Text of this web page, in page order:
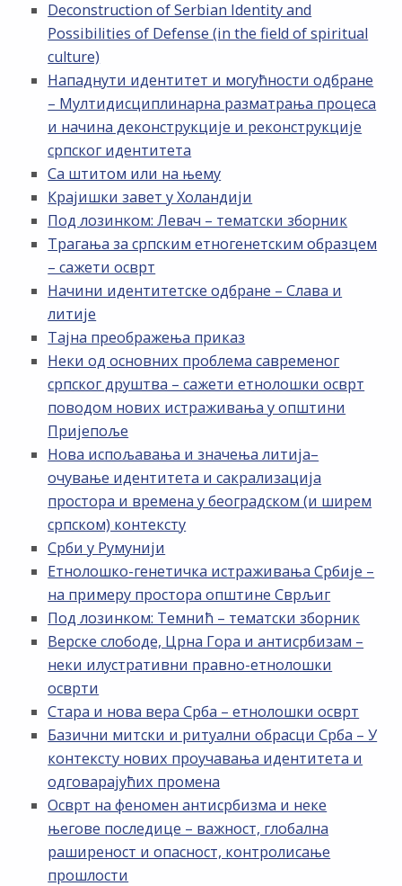
Deconstruction of Serbian Identity and
Possibilities of Defense (in the field of spiritual
culture)
Нападнути идентитет и могућности одбране
– Мултидисциплинарна разматрања процеса
и начина деконструкције и реконструкције
српског идентитета
Са штитом или на њему
Крајишки завет у Холандији
Под лозинком: Левач – тематски зборник
Трагања за српским етногенетским образцем
– сажети осврт
Начини идентитетске одбране – Слава и
литије
Тајна преображења приказ
Неки од основних проблема савременог
српског друштва – сажети етнолошки осврт
поводом нових истраживања у општини
Пријепоље
Нова испољавања и значења литија–
очување идентитета и сакрализација
простора и времена у београдском (и ширем
српском) контексту
Срби у Румунији
Етнолошко-генетичка истраживања Србије –
на примеру простора општине Сврљиг
Под лозинком: Темнић – тематски зборник
Верске слободе, Црна Гора и антисрбизам –
неки илустративни правно-етнолошки
осврти
Стара и нова вера Срба – етнолошки осврт
Базични митски и ритуални обрасци Срба – У
контексту нових проучавања идентитета и
одговарајућих промена
Осврт на феномен антисрбизма и неке
његове последице – важност, глобална
раширеност и опасност, контролисање
прошлости